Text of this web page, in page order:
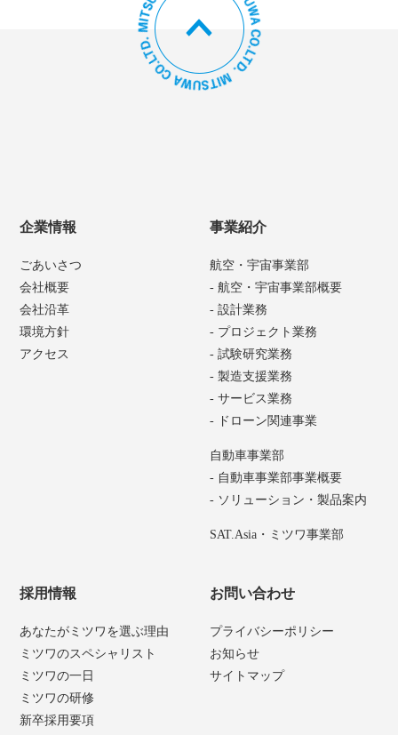
企業情報
ごあいさつ
会社概要
会社沿革
環境方針
アクセス
事業紹介
航空・宇宙事業部
- 航空・宇宙事業部概要
- 設計業務
- プロジェクト業務
- 試験研究業務
- 製造支援業務
- サービス業務
- ドローン関連事業
自動車事業部
- 自動車事業部事業概要
- ソリューション・製品案内
SAT.Asia・ミツワ事業部
採用情報
あなたがミツワを選ぶ理由
ミツワのスペシャリスト
ミツワの一日
ミツワの研修
新卒採用要項
お問い合わせ
プライバシーポリシー
お知らせ
サイトマップ